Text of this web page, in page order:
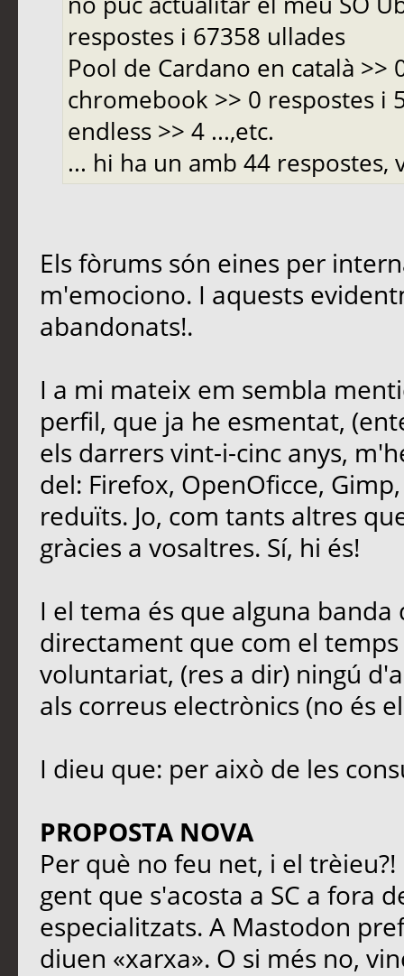
respostes i 67358 ullades
Pool de Cardano en català >>
chromebook >> 0 respostes i
endless >> 4 ...,etc.
... hi ha un amb 44 respostes,
Els fòrums són eines per
m'emociono. I aquests
abandonats!.
I a mi mateix em sembla
perfil, que ja he esmentat,
els darrers vint-i-cinc anys,
del: Firefox, OpenOficce,
reduïts. Jo, com tants altres
gràcies a vosaltres. Sí, hi és!
I el tema és que alguna
directament que com el
voluntariat, (res a dir) ningú
als correus electrònics (no és
I dieu que: per això de les
PROPOSTA NOVA
Per què no feu net, i el
gent que s'acosta a SC a fora
especialitzats. A Mastodon
diuen «xarxa». O si més no,